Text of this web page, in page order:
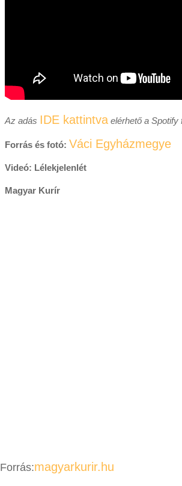
Az adás IDE kattintvaelérhető a Spotify
Forrás és fotó: Váci Egyházmegye
Videó: Lélekjelenlét
Magyar Kurír
Forrás:magyarkurir.hu